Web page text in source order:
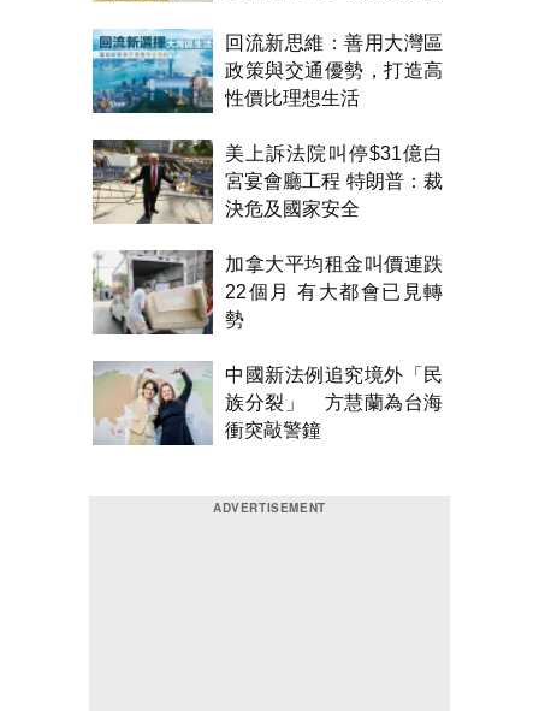
回流新思維：善用大灣區
政策與交通優勢，打造高
性價比理想生活
美上訴法院叫停$31億白
宮宴會廳工程 特朗普：裁
決危及國家安全
加拿大平均租金叫價連跌
22個月 有大都會已見轉
勢
中國新法例追究境外「民
族分裂」 方慧蘭為台海
衝突敲警鐘